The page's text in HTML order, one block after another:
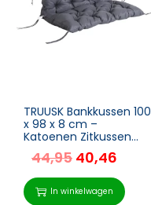
TRUUSK Bankkussen 100
x 98 x 8 cm –
Katoenen Zitkussen
voor Tuinbank –
Donkergrijs –
Comfortabel en Stijlvol
– Geschikt voor
44,95 40,46
In winkelwagen